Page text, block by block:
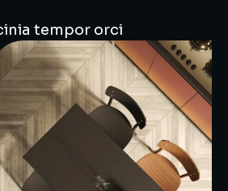
tempor orci